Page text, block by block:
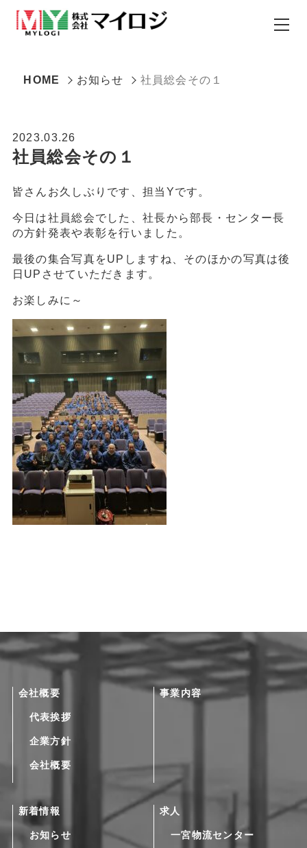
HOME お知らせ 社員総会その１
2023.03.26
社員総会その１
皆さんお久しぶりです、担当Yです。
今日は社員総会でした、社長から部長・センター長
の方針発表や表彰を行いました。
最後の集合写真をUPしますね、そのほかの写真は後
日UPさせていただきます。
お楽しみに～
会社概要
代表挨拶
企業方針
会社概要
事業内容
新着情報
お知らせ
求人
一宮物流センター